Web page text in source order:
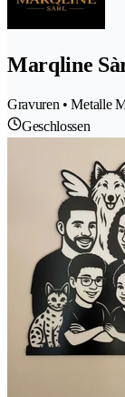
Marqline
Gravuren • Metalle
Geschlossen